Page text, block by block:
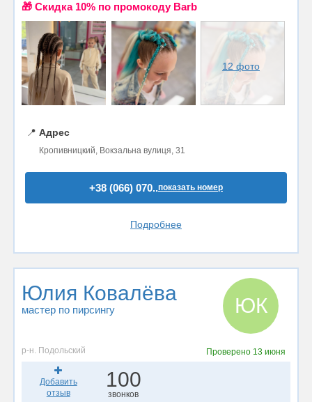
🎁 Cкидка 10% по промокоду Barb
12 фото
📍 Адрес
Кропивницкий, Вокзальна вулиця, 31
+38 (066) 070..показать номер
Подробнее
Юлия Ковалёва
мастер по пирсингу ЮК
р-н. Подольский Проверено 13 июня
Добавить
отзыв
100
звонков